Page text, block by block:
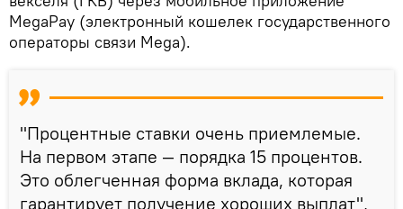
MegaPay (электронный кошелек государственного
операторы связи Mega).
"Процентные ставки очень приемлемые.
На первом этапе — порядка 15 процентов.
Это облегченная форма вклада, которая
гарантирует получение хороших выплат",